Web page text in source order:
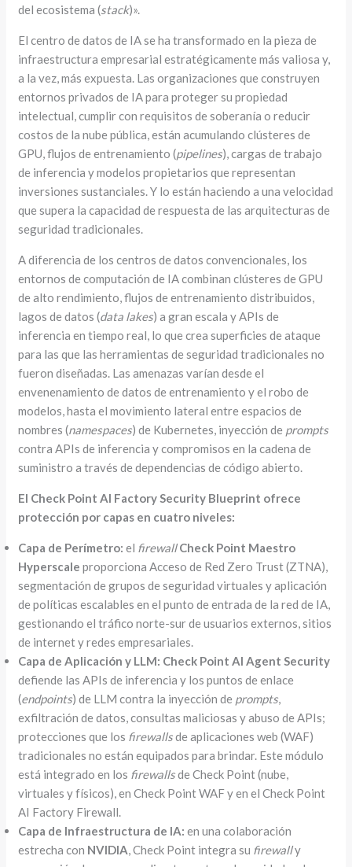
del ecosistema (stack)».
El centro de datos de IA se ha transformado en la pieza de
infraestructura empresarial estratégicamente más valiosa y,
a la vez, más expuesta. Las organizaciones que construyen
entornos privados de IA para proteger su propiedad
intelectual, cumplir con requisitos de soberanía o reducir
costos de la nube pública, están acumulando clústeres de
GPU, flujos de entrenamiento (pipelines), cargas de trabajo
de inferencia y modelos propietarios que representan
inversiones sustanciales. Y lo están haciendo a una velocidad
que supera la capacidad de respuesta de las arquitecturas de
seguridad tradicionales.
A diferencia de los centros de datos convencionales, los
entornos de computación de IA combinan clústeres de GPU
de alto rendimiento, flujos de entrenamiento distribuidos,
lagos de datos (data lakes) a gran escala y APIs de
inferencia en tiempo real, lo que crea superficies de ataque
para las que las herramientas de seguridad tradicionales no
fueron diseñadas. Las amenazas varían desde el
envenenamiento de datos de entrenamiento y el robo de
modelos, hasta el movimiento lateral entre espacios de
nombres (namespaces) de Kubernetes, inyección de prompts
contra APIs de inferencia y compromisos en la cadena de
suministro a través de dependencias de código abierto.
El Check Point AI Factory Security Blueprint ofrece
protección por capas en cuatro niveles:
Capa de Perímetro: el firewallCheck Point Maestro
Hyperscale proporciona Acceso de Red Zero Trust (ZTNA),
segmentación de grupos de seguridad virtuales y aplicación
de políticas escalables en el punto de entrada de la red de IA,
gestionando el tráfico norte-sur de usuarios externos, sitios
de internet y redes empresariales.
Capa de Aplicación y LLM: Check Point AI Agent Security
defiende las APIs de inferencia y los puntos de enlace
(endpoints) de LLM contra la inyección de prompts,
exfiltración de datos, consultas maliciosas y abuso de APIs;
protecciones que los firewallsde aplicaciones web (WAF)
tradicionales no están equipados para brindar. Este módulo
está integrado en los firewallsde Check Point (nube,
virtuales y físicos), en Check Point WAF y en el Check Point
AI Factory Firewall.
Capa de Infraestructura de IA: en una colaboración
estrecha con NVIDIA, Check Point integra su firewally